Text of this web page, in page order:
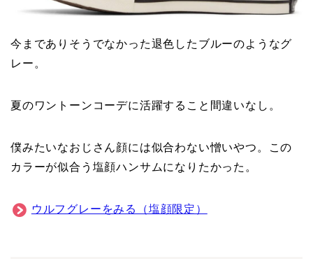
今までありそうでなかった退色したブルーのようなグ
レー。
夏のワントーンコーデに活躍すること間違いなし。
僕みたいなおじさん顔には似合わない憎いやつ。この
カラーが似合う塩顔ハンサムになりたかった。
ウルフグレーをみる（塩顔限定）